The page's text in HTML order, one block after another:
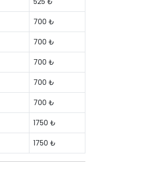
700 ₺
700 ₺
700 ₺
700 ₺
700 ₺
1750 ₺
1750 ₺